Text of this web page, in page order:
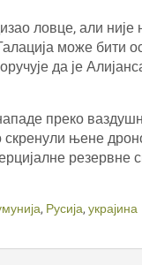
ловце, али
може бити
да је
преко
њене
, Русија, украјина